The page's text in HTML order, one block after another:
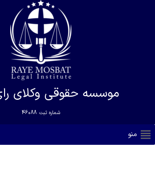
موسسه حقوقی وکلای
شماره ثبت 46088
منو